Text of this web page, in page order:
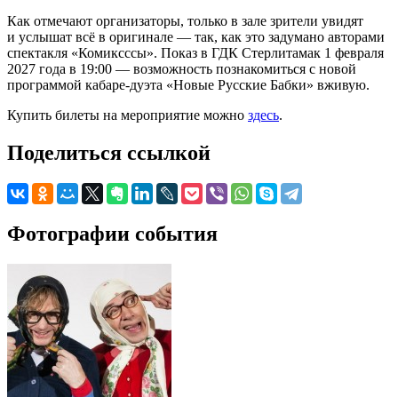
Как отмечают организаторы, только в зале зрители увидят
и услышат всё в оригинале — так, как это задумано авторами
спектакля «Комиксссы». Показ в ГДК Стерлитамак 1 февраля
2027 года в 19:00 — возможность познакомиться с новой
программой кабаре-дуэта «Новые Русские Бабки» вживую.
Купить билеты на мероприятие можно здесь.
Поделиться ссылкой
Фотографии события